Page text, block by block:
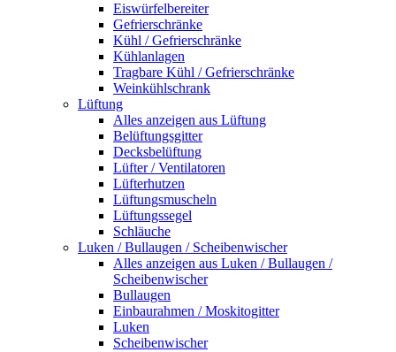
Eiswürfelbereiter
Gefrierschränke
Kühl / Gefrierschränke
Kühlanlagen
Tragbare Kühl / Gefrierschränke
Weinkühlschrank
Lüftung
Alles anzeigen aus Lüftung
Belüftungsgitter
Decksbelüftung
Lüfter / Ventilatoren
Lüfterhutzen
Lüftungsmuscheln
Lüftungssegel
Schläuche
Luken / Bullaugen / Scheibenwischer
Alles anzeigen aus Luken / Bullaugen /
Scheibenwischer
Bullaugen
Einbaurahmen / Moskitogitter
Luken
Scheibenwischer